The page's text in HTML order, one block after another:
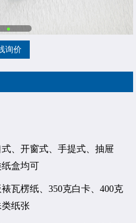
询价
、开窗式、手提式、抽屉
盒均可
瓦楞纸、350克白卡、400克
纸张